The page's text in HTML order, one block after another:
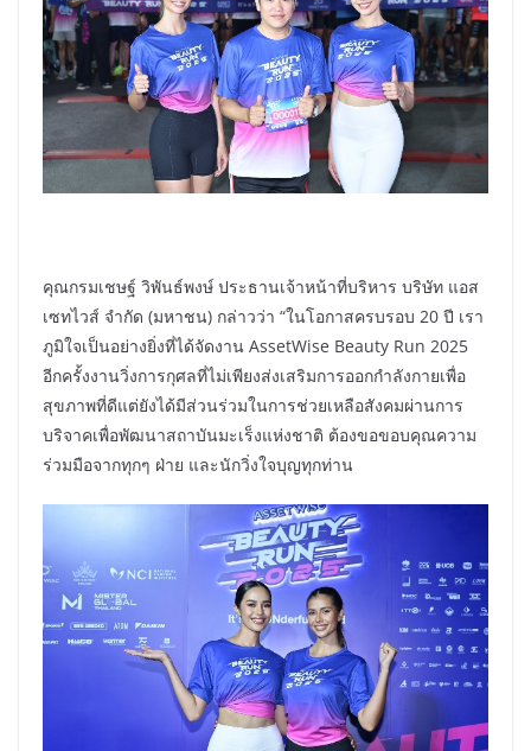
คุณกรมเชษฐ์ วิพันธ์พงษ์ ประธานเจ้าหน้าที่บริหาร บริษัท แอส
เซทไวส์ จำกัด (มหาชน) กล่าวว่า “ในโอกาสครบรอบ 20 ปี เรา
ภูมิใจเป็นอย่างยิ่งที่ได้จัดงาน AssetWise Beauty Run 2025
อีกครั้งงานวิ่งการกุศลที่ไม่เพียงส่งเสริมการออกกำลังกายเพื่อ
สุขภาพที่ดีแต่ยังได้มีส่วนร่วมในการช่วยเหลือสังคมผ่านการ
บริจาคเพื่อพัฒนาสถาบันมะเร็งแห่งชาติ ต้องขอขอบคุณความ
ร่วมมือจากทุกๆ ฝ่าย และนักวิ่งใจบุญทุกท่าน